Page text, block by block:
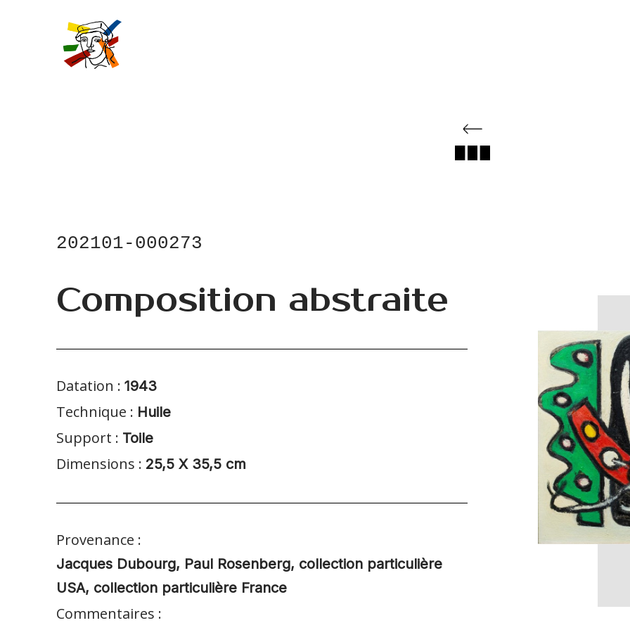
202101-000273
Composition abstraite
Datation : 1943
Technique : Huile
Support : Toile
Dimensions : 25,5 X 35,5 cm
Provenance :
Jacques Dubourg, Paul Rosenberg, collection particulière
USA, collection particulière France
Commentaires :